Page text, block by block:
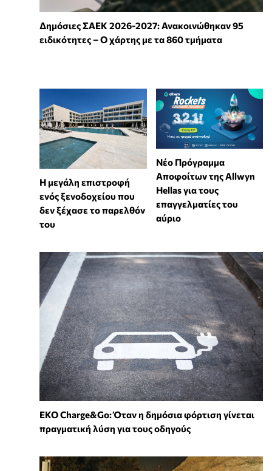
Δημόσιες ΣΑΕΚ 2026-2027: Ανακοινώθηκαν 95
ειδικότητες – Ο χάρτης με τα 860 τμήματα
Η μεγάλη επιστροφή
ενός ξενοδοχείου που
δεν ξέχασε το παρελθόν
του
Νέο Πρόγραμμα
Αποφοίτων της Allwyn
Hellas για τους
επαγγελματίες του
αύριο
EKO Charge&Go: Όταν η δημόσια φόρτιση γίνεται
πραγματική λύση για τους οδηγούς